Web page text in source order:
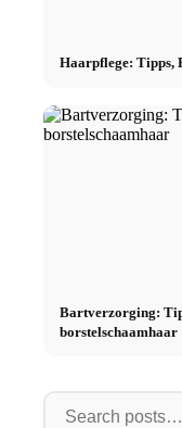
Haarpflege: Tipps,
Bartverzorging:
borstelschaamhaar